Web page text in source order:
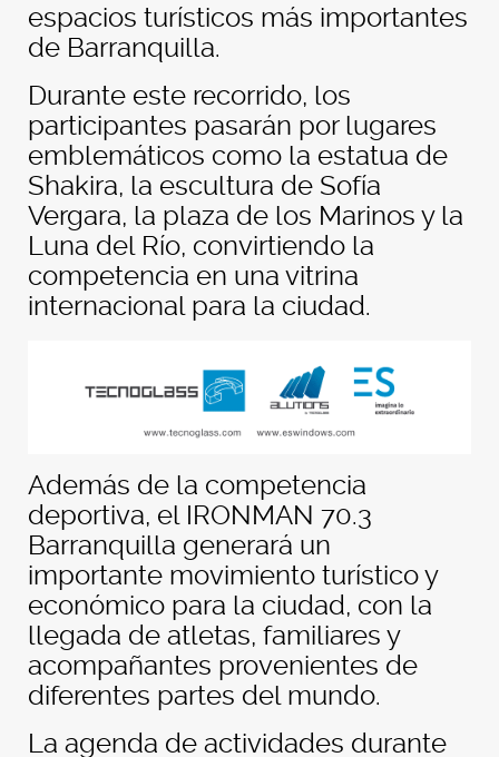
espacios turísticos más importantes
de Barranquilla.
Durante este recorrido, los
participantes pasarán por lugares
emblemáticos como la estatua de
Shakira, la escultura de Sofía
Vergara, la plaza de los Marinos y la
Luna del Río, convirtiendo la
competencia en una vitrina
internacional para la ciudad.
Además de la competencia
deportiva, el IRONMAN 70.3
Barranquilla generará un
importante movimiento turístico y
económico para la ciudad, con la
llegada de atletas, familiares y
acompañantes provenientes de
diferentes partes del mundo.
La agenda de actividades durante